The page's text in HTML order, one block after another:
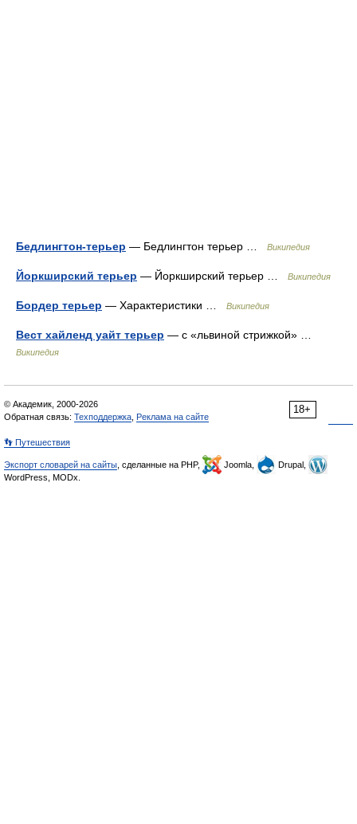
Бедлингтон-терьер — Бедлингтон терьер … Википедия
Йоркширский терьер — Йоркширский терьер … Википедия
Бордер терьер — Характеристики … Википедия
Вест хайленд уайт терьер — с «львиной стрижкой» …
Википедия
18+
© Академик, 2000-2026
Обратная связь: Техподдержка Реклама на сайте
👣 Путешествия
Экспорт словарей на сайты , сделанные на PHP, Joomla,
Drupal,
WordPress, MODx.